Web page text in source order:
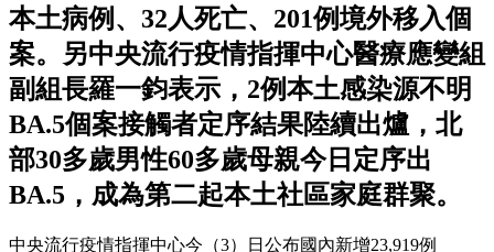
本土病例、32人死亡、201例境外移入個
案。另中央流行疫情指揮中心醫療應變組
副組長羅一鈞表示，2例本土感染源不明
BA.5個案接觸者定序結果陸續出爐，北
部30多歲男性60多歲母親今日定序出
BA.5，成為第二起本土社區家庭群聚。
中央流行疫情指揮中心今（3）日公布國內新增23,919例